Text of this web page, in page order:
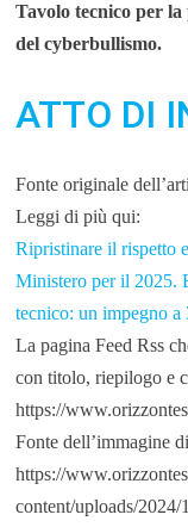
Tavolo tecnico per
del cyberbullismo.
ATTO DI
Fonte originale
Leggi di più qui:
Ripristinare il rispetto
Ministero per il 2025.
tecnico: un impegno a
La pagina Feed Rss
con titolo, riepilogo e
https://
Fonte dell’immagine
https://
content/uploads/2024/